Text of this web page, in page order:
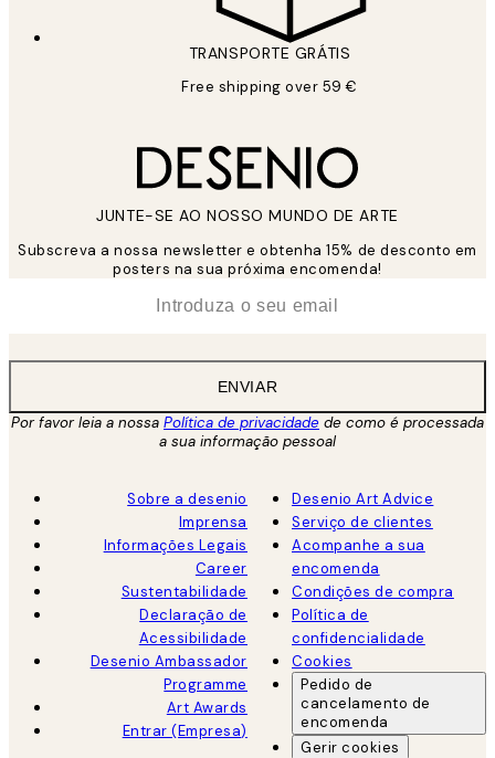
TRANSPORTE GRÁTIS
Free shipping over 59 €
JUNTE-SE AO NOSSO MUNDO DE ARTE
Subscreva a nossa newsletter e obtenha 15% de desconto em
posters na sua próxima encomenda!
ENVIAR
Por favor leia a nossa Política de privacidade de como é processada
a sua informação pessoal
Sobre a desenio
Imprensa
Informações Legais
Career
Sustentabilidade
Declaração de
Acessibilidade
Desenio Ambassador
Programme
Art Awards
Entrar (Empresa)
Desenio Art Advice
Serviço de clientes
Acompanhe a sua
encomenda
Condições de compra
Política de
confidencialidade
Cookies
Pedido de
cancelamento de
encomenda
Gerir cookies